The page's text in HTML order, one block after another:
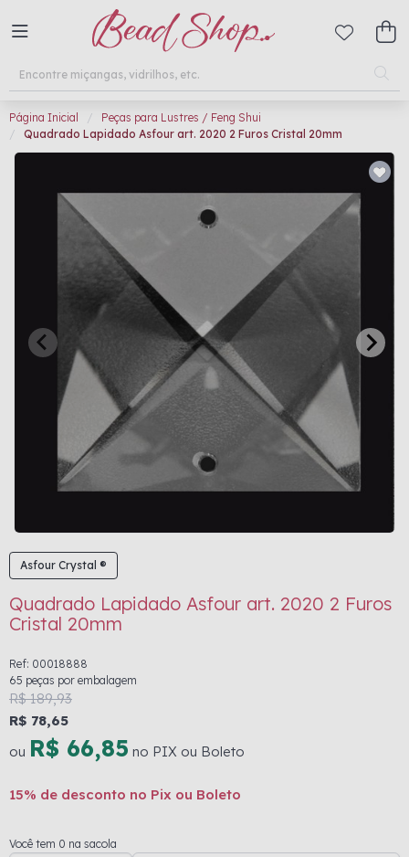
Página Inicial
Peças para Lustres / Feng Shui
Quadrado Lapidado Asfour art. 2020 2 Furos Cristal 20mm
Asfour Crystal ®
Quadrado Lapidado Asfour art. 2020 2 Furos
Cristal 20mm
Ref: 00018888
65 peças por embalagem
R$ 189,93
R$ 78,65
ou R$ 66,85 no PIX ou Boleto
15% de desconto no Pix ou Boleto
Você tem 0 na sacola